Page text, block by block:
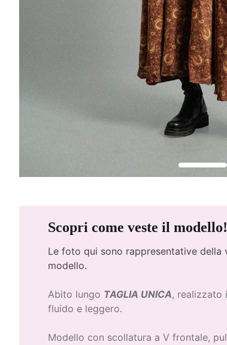
Scopri come veste il modello!
Le foto qui sono rappresentative
modello.
Abito lungo TAGLIA UNICA, realizzato
fluido e leggero.
Modello con scollatura a V frontale,